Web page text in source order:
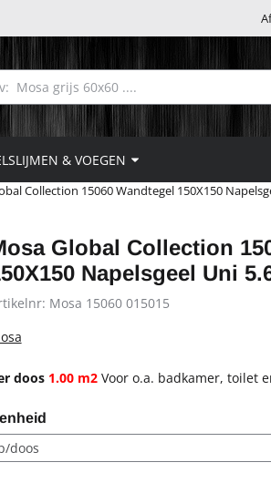
LIJMEN & VOEGEN
Collection 15060 Wandtegel 150X150
Global Collection
Napelsgeel Uni
Mosa 15060 015015
doos 1.00 m2 Voor o.a. badkamer, toilet